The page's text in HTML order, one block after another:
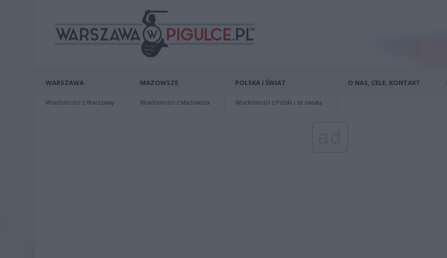
WARSZAWA
Wiadomości z Warszawy
MAZOWSZE
Wiadomości z Mazowsza
POLSKA I ŚWIAT
Wiadomości z Polski i ze świata
O NAS, CELE, KONTAKT